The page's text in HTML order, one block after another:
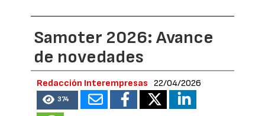
Samoter 2026: Avance
de novedades
Redacción Interempresas 22/04/2026
374